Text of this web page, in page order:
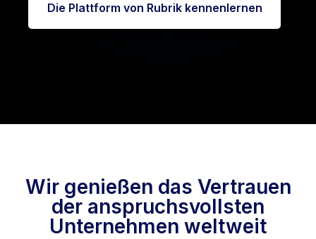
Die Plattform von Rubrik kennenlernen
Wir genießen das Vertrauen
der anspruchsvollsten
Unternehmen weltweit